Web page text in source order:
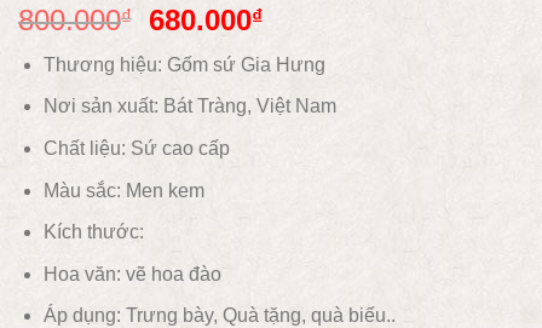
800.000₫ 680.000₫
Thương hiệu: Gốm sứ Gia Hưng
Nơi sản xuất: Bát Tràng, Việt Nam
Chất liệu: Sứ cao cấp
Màu sắc: Men kem
Kích thước:
Hoa văn: vẽ hoa đào
Áp dụng: Trưng bày, Quà tặng, quà biếu..